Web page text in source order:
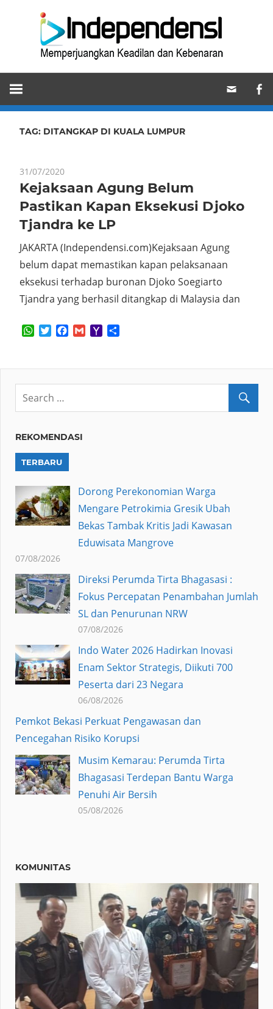
Memperjuangkan
Keadilan
dan
Kebenaran
TAG: DITANGKAP DI KUALA LUMPUR
31/07/2020
Kejaksaan Agung Belum
Pastikan Kapan Eksekusi Djoko
Tjandra ke LP
JAKARTA (Independensi.com)Kejaksaan Agung
belum dapat memastikan kapan pelaksanaan
eksekusi terhadap buronan Djoko Soegiarto
Tjandra yang berhasil ditangkap di Malaysia dan
WhatsApp
TwitterFacebook
GmailYahoo
REKOMENDASI
TERBARU
Dorong Perekonomian Warga
Mengare Petrokimia Gresik Ubah
Bekas Tambak Kritis Jadi Kawasan
Eduwisata Mangrove
07/08/2026
Direksi Perumda Tirta Bhagasasi :
Fokus Percepatan Penambahan Jumlah
SL dan Penurunan NRW
07/08/2026
Indo Water 2026 Hadirkan Inovasi
Enam Sektor Strategis, Diikuti 700
Peserta dari 23 Negara
06/08/2026
Pemkot Bekasi Perkuat Pengawasan dan
Pencegahan Risiko Korupsi
Musim Kemarau: Perumda Tirta
Bhagasasi Terdepan Bantu Warga
Penuhi Air Bersih
05/08/2026
KOMUNITAS